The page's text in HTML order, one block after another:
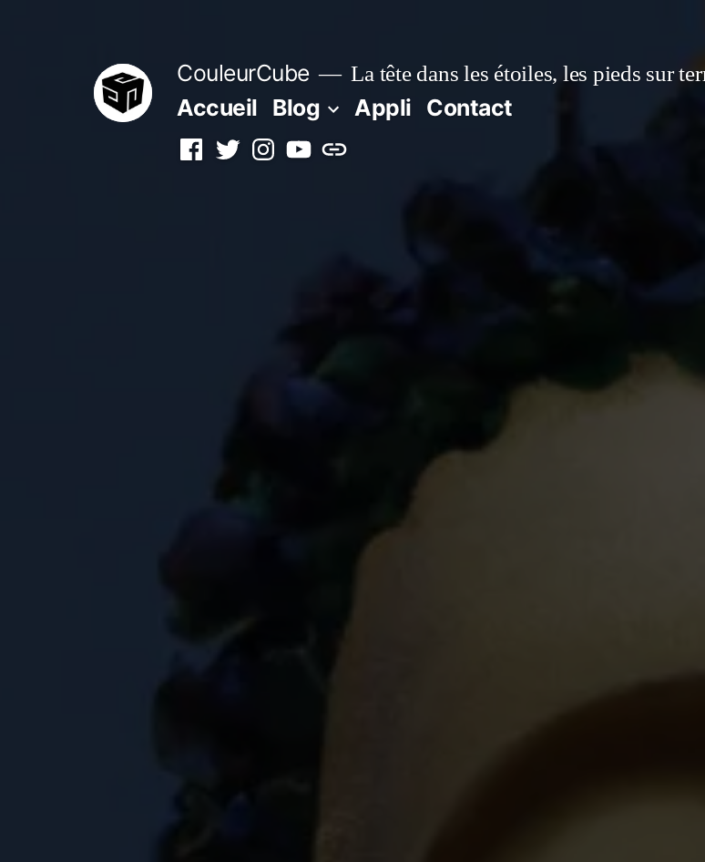
CouleurCube La tête dans les étoiles, les pieds sur
Accueil Blog Appli Contact
Facebook
TwitterInstagram
YouTubeSimplybook